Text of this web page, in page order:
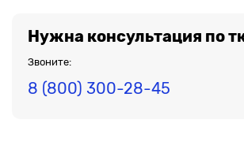
Нужна консультация по
Звоните:
8 (800) 300-28-45